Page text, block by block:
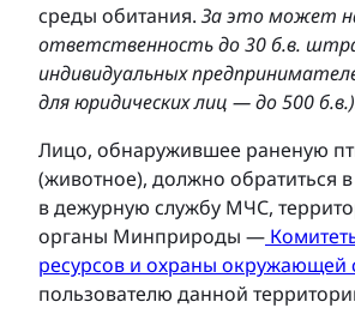
среды обитания. За это может
ответственность до 30 б.в.
индивидуальных
для юридических лиц — до 500
Лицо, обнаружившее раненую
(животное), должно обратиться
в дежурную службу МЧС,
органы Минприроды —
ресурсов и охраны окружающей
пользователю данной